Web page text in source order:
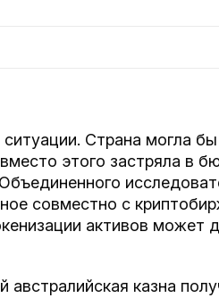
Страна могла
этого застряла в
совместно с
активов может
казна